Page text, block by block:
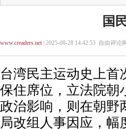
国
www.creaders.net| 2025-08-28 14:42:53 自由评论
台湾民主运动史上首
保住席位，立法院朝
政治影响，则在朝野
局改组人事因应，幅